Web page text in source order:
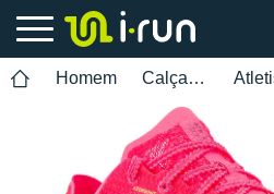
Homem Calçados